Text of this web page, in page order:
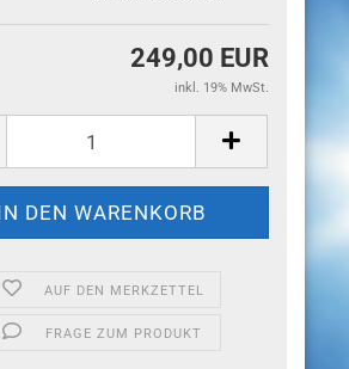
249,00 EUR
inkl. 19% MwSt.
AUF DEN MERKZETTEL
FRAGE ZUM PRODUKT